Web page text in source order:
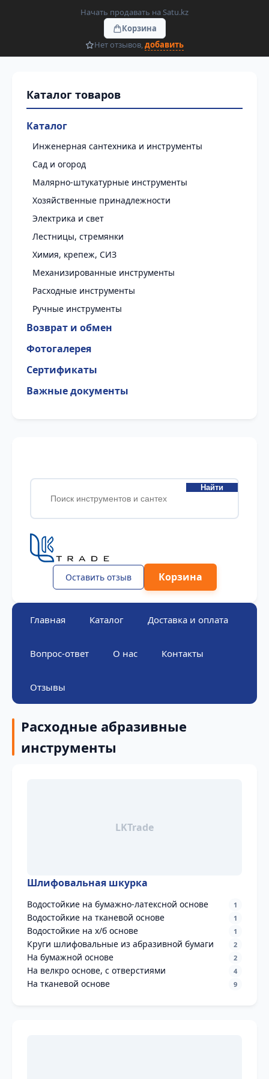
Начать продавать на Satu.kz
Корзина
Нет отзывов,добавить
Каталог
Инженерная сантехника и инструменты
Сад и огород
Малярно-штукатурные инструменты
Хозяйственные принадлежности
Электрика и свет
Лестницы, стремянки
Химия, крепеж, СИЗ
Механизированные инструменты
Расходные инструменты
Ручные инструменты
Возврат и обмен
Фотогалерея
Сертификаты
Важные документы
Найти
Оставить отзыв Корзина
Главная Каталог Доставка и оплата
Вопрос-ответ О нас Контакты
Отзывы
Расходные абразивные
инструменты
Шлифовальная шкурка
Водостойкие на бумажно-латексной основе 1
Водостойкие на тканевой основе 1
Водостойкие на х/б основе 1
Круги шлифовальные из абразивной бумаги 2
На бумажной основе 2
На велкро основе, с отверстиями 4
На тканевой основе 9